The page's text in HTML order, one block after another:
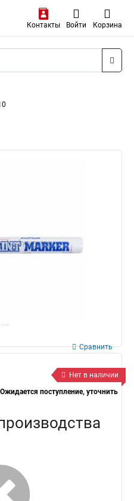
Контакты Войти Корзина
Сравнить
Нет в наличии
Ожидается поступление, уточнить